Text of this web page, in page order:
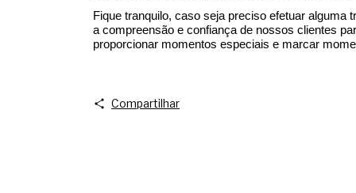
Fique tranquilo, caso seja preciso efetuar alguma
a compreensão e confiança de nossos clientes
proporcionar momentos especiais e marcar
Compartilhar